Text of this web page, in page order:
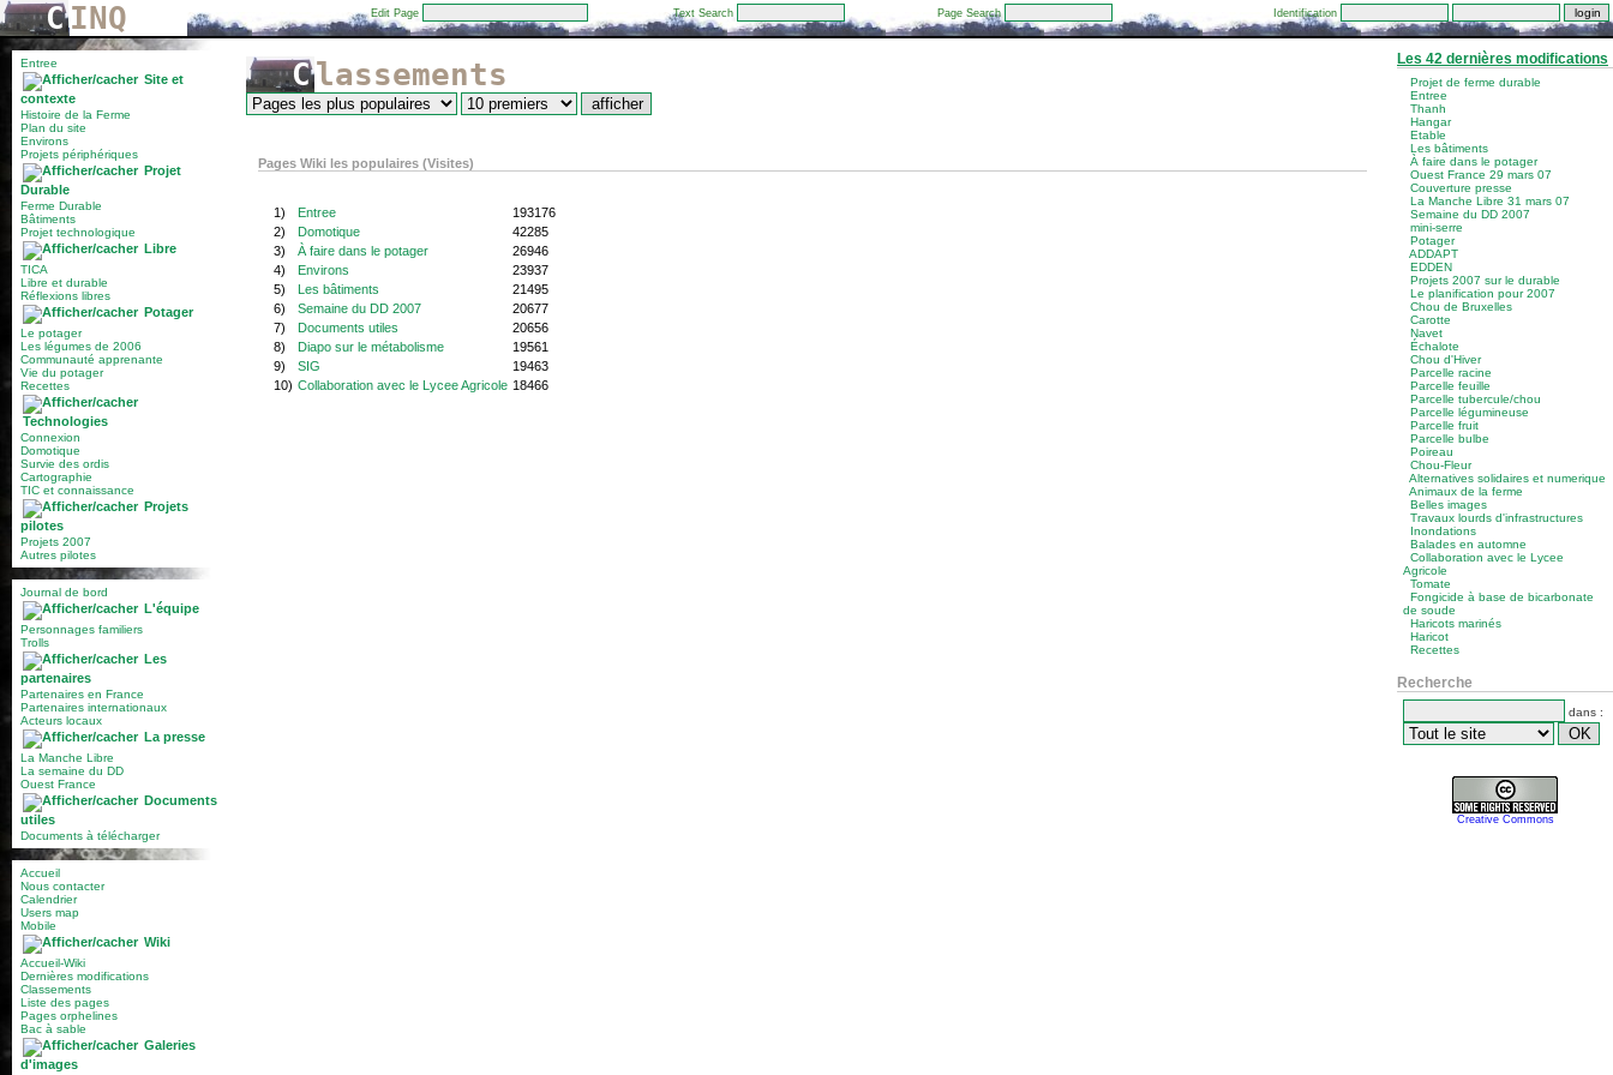
C INQ Edit Page Text Search Page Search Identification
Entree
Site et
contexte
Histoire de la Ferme
Plan du site
Environs
Projets périphériques
Projet
Durable
Ferme Durable
Bâtiments
Projet technologique
Libre
TICA
Libre et durable
Réflexions libres
Potager
Le potager
Les légumes de 2006
Communauté apprenante
Vie du potager
Recettes
Technologies
Connexion
Domotique
Survie des ordis
Cartographie
TIC et connaissance
Projets
pilotes
Projets 2007
Autres pilotes
Journal de bord
L'équipe
Personnages familiers
Trolls
Les
partenaires
Partenaires en France
Partenaires internationaux
Acteurs locaux
La presse
La Manche Libre
La semaine du DD
Ouest France
Documents
utiles
Documents à télécharger
Accueil
Nous contacter
Calendrier
Users map
Mobile
Wiki
Accueil-Wiki
Dernières modifications
Classements
Liste des pages
Pages orphelines
Bac à sable
Galeries
d'images
Classements
Pages Wiki les populaires (Visites)
1) Entree
193176
2)
Domotique
42285
3)
À faire dans le potager
26946
4)
Environs
23937
5)
Les bâtiments
21495
6)
Semaine du DD 2007
20677
7)
Documents utiles
20656
8)
Diapo sur le métabolisme
19561
9)
SIG
19463
10) Collaboration avec le Lycee Agricole 18466
Les 42 dernières modifications
Projet de ferme durable
Entree
Thanh
Hangar
Etable
Les bâtiments
À faire dans le potager
Ouest France 29 mars 07
Couverture presse
La Manche Libre 31 mars 07
Semaine du DD 2007
mini-serre
Potager
ADDAPT
EDDEN
Projets 2007 sur le durable
Le planification pour 2007
Chou de Bruxelles
Carotte
Navet
Échalote
Chou d'Hiver
Parcelle racine
Parcelle feuille
Parcelle tubercule/chou
Parcelle légumineuse
Parcelle fruit
Parcelle bulbe
Poireau
Chou-Fleur
Alternatives solidaires et numerique
Animaux de la ferme
Belles images
Travaux lourds d'infrastructures
Inondations
Balades en automne
Collaboration avec le Lycee
Agricole
Tomate
Fongicide à base de bicarbonate
de soude
Haricots marinés
Haricot
Recettes
Recherche
dans :
Creative Commons